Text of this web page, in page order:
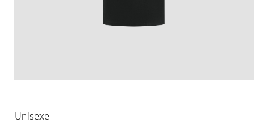
Unisexe